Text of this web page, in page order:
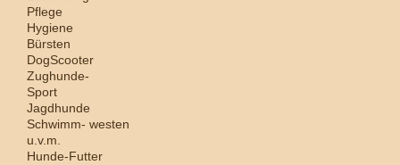
Pflege
Hygiene
Bürsten
DogScooter
Zughunde-
Sport
Jagdhunde
Schwimm- westen
u.v.m.
Hunde-Futter